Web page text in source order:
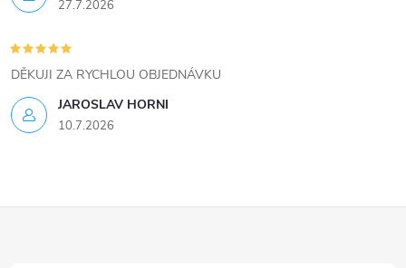
27.7.2026
JAROSLAV HORNI
10.7.2026
DĚKUJI ZA RYCHLOU OBJEDNÁVKU